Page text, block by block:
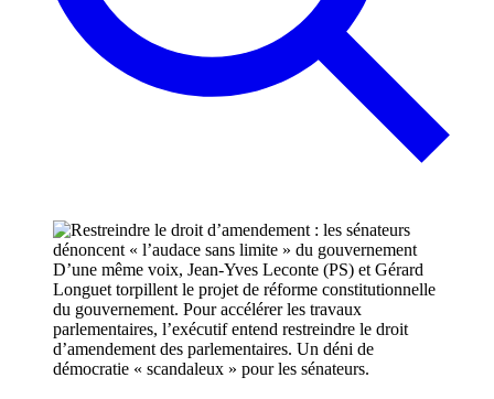
D’une même voix, Jean-Yves Leconte (PS) et Gérard
Longuet torpillent le projet de réforme constitutionnelle
du gouvernement. Pour accélérer les travaux
parlementaires, l’exécutif entend restreindre le droit
d’amendement des parlementaires. Un déni de
démocratie « scandaleux » pour les sénateurs.